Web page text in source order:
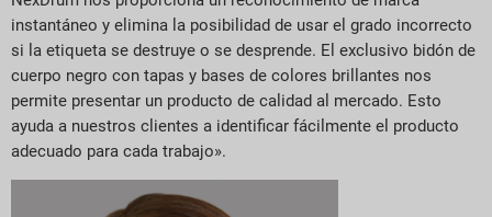
instantáneo y elimina la posibilidad de usar el grado incorrecto
si la etiqueta se destruye o se desprende. El exclusivo bidón de
cuerpo negro con tapas y bases de colores brillantes nos
permite presentar un producto de calidad al mercado. Esto
ayuda a nuestros clientes a identificar fácilmente el producto
adecuado para cada trabajo».